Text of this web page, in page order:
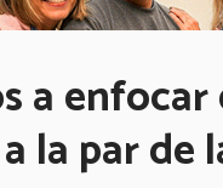
a
la par de